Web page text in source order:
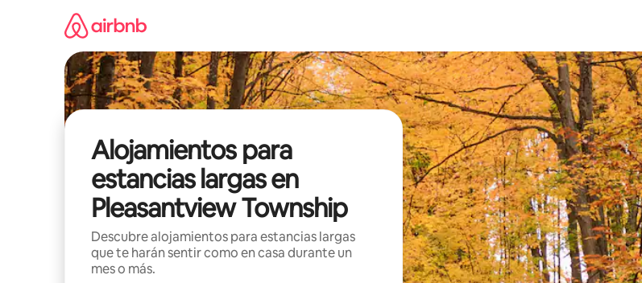
Alojamientos para
estancias largas en
Pleasantview Township
Descubre alojamientos para estancias largas
que te harán sentir como en casa durante un
mes o más.